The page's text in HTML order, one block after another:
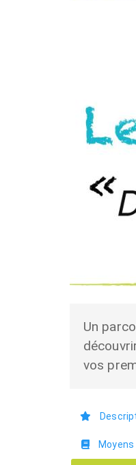
Un
vos